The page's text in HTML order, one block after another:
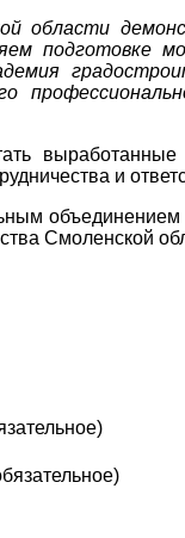
области
подготовке
и
Смоленской